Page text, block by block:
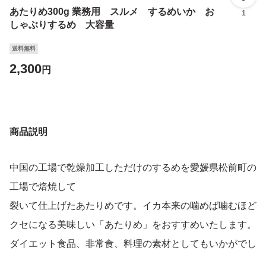
あたりめ300g 業務用 スルメ するめいか お
しゃぶりするめ 大容量
1
送料無料
2,300円
商品説明
中国の工場で乾燥加工しただけのするめを愛媛県松前町の
工場で焙焼して
裂いて仕上げたあたりめです。イカ本来の噛めば噛むほど
クセになる美味しい「あたりめ」をおすすめいたします。
ダイエット食品、非常食、料理の素材としてもいかがでし